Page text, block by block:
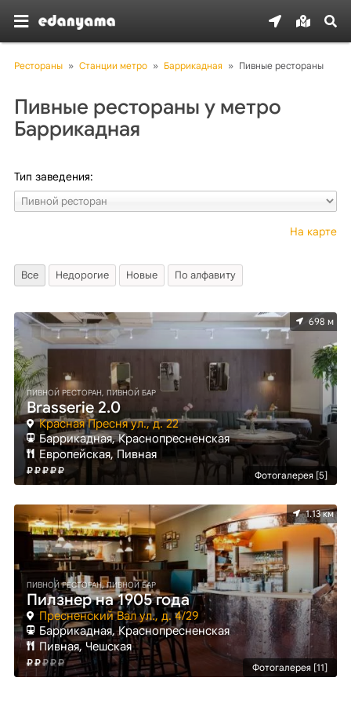
Рестораны » Станции метро » Баррикадная » Пивные рестораны
Пивные рестораны у метро
Баррикадная
Тип заведения:
На карте
Все Недорогие Новые По алфавиту
Фотогалерея [5]
698 м
ПИВНОЙ РЕСТОРАН, ПИВНОЙ БАР
Brasserie 2.0
Красная Пресня ул., д. 22
Баррикадная, Краснопресненская
Европейская, Пивная
Фотогалерея [11]
1.13 км
ПИВНОЙ РЕСТОРАН, ПИВНОЙ БАР
Пилзнер на 1905 года
Пресненский Вал ул., д. 4/29
Баррикадная, Краснопресненская
Пивная, Чешская